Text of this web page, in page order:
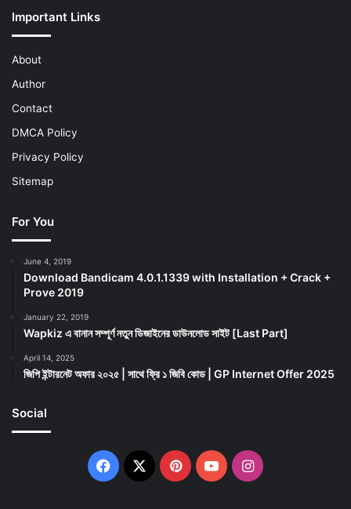
Important Links
About
Author
Contact
DMCA Policy
Privacy Policy
Sitemap
For You
June 4, 2019
Download Bandicam 4.0.1.1339 with Installation + Crack +
Prove 2019
January 22, 2019
Wapkiz এ বানান সম্পূর্ণ নতুন ডিজাইনের ডাউনলোড সাইট [Last Part]
April 14, 2025
জিপি ইন্টারনেট অফার ২০২৫ | সাথে ফ্রি ১ জিবি কোড | GP Internet Offer 2025
Social
Facebook
X PinterestYouTubeInstagram